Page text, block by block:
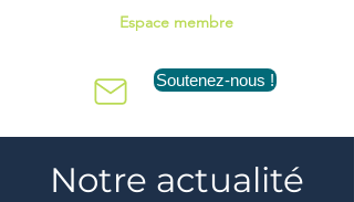
Espace membre
Soutenez-nous !
Notre actualité